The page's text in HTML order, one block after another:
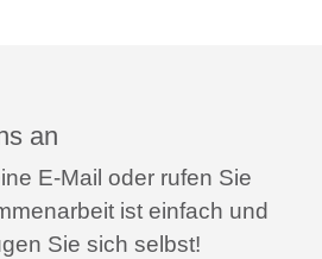
an
E-Mail oder rufen Sie
ist einfach und
Sie sich selbst!